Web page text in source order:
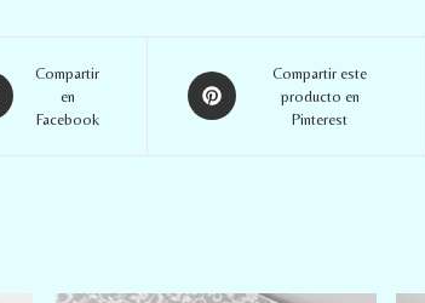
Compartir
en
Facebook
Compartir este
producto en
Pinterest